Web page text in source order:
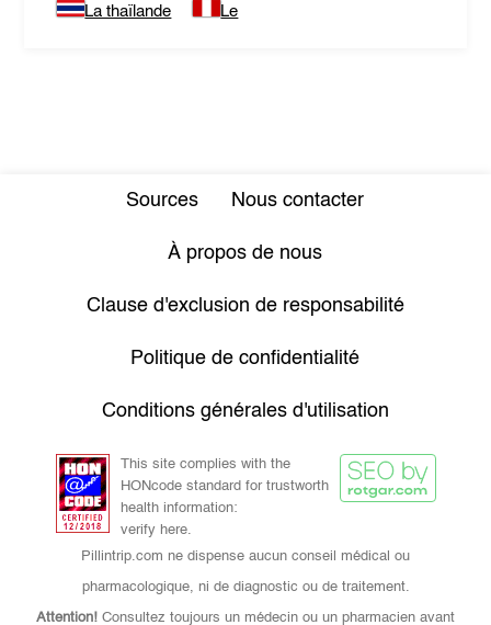
La thaïlande
Le
Sources Nous contacter
À propos de nous
Clause d'exclusion de responsabilité
Politique de confidentialité
Conditions générales d'utilisation
This site complies with the
HONcode standard for trustworth
health information:
verify here.
Pillintrip.com ne dispense aucun conseil médical ou
pharmacologique, ni de diagnostic ou de traitement.
Attention! Consultez toujours un médecin ou un pharmacien avant